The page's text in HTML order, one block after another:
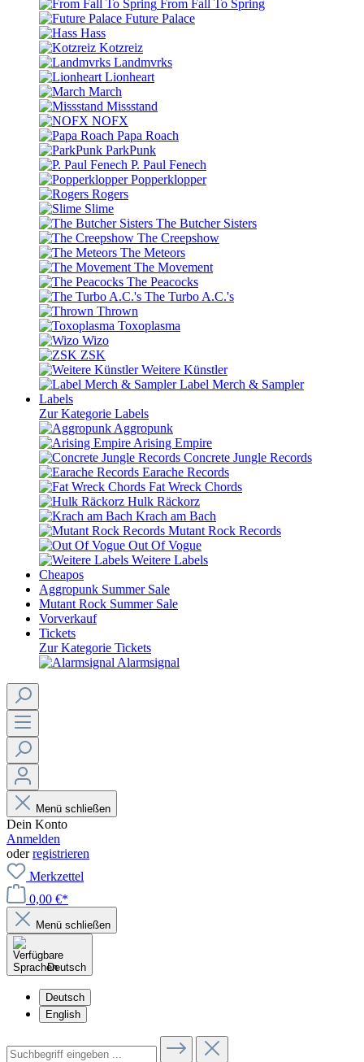
From Fall To Spring
Future Palace
Hass
Kotzreiz
Landmvrks
Lionheart
March
Missstand
NOFX
Papa Roach
ParkPunk
P. Paul Fenech
Popperklopper
Rogers
Slime
The Butcher Sisters
The Creepshow
The Meteors
The Movement
The Peacocks
The Turbo A.C.'s
Thrown
Toxoplasma
Wizo
ZSK
Weitere Künstler
Label Merch & Sampler
Labels
Zur Kategorie Labels
Aggropunk
Arising Empire
Concrete Jungle Records
Earache Records
Fat Wreck Chords
Hulk Räckorz
Krach am Bach
Mutant Rock Records
Out Of Vogue
Weitere Labels
Cheapos
Aggropunk Summer Sale
Mutant Rock Summer Sale
Vorverkauf
Tickets
Zur Kategorie Tickets
Alarmsignal
Menü schließen
Dein Konto
Anmelden
oderregistrieren
Merkzettel
0,00 €*
Menü schließen
Deutsch
Deutsch
English